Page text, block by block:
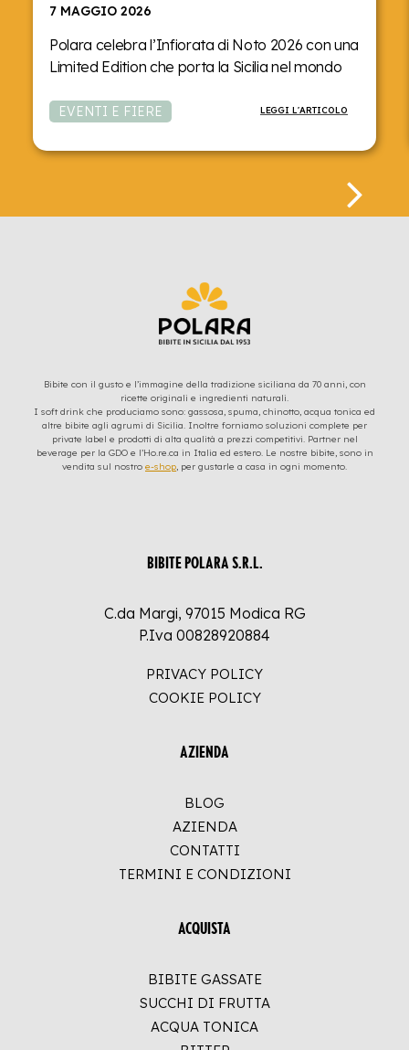
7 MAGGIO 2026
Polara celebra l’Infiorata di Noto 2026 con una
Limited Edition che porta la Sicilia nel mondo
EVENTI E FIERE LEGGI L'ARTICOLO
Bibite con il gusto e l’immagine della tradizione siciliana da 70 anni, con
ricette originali e ingredienti naturali.
I soft drink che produciamo sono: gassosa, spuma, chinotto, acqua tonica ed
altre bibite agli agrumi di Sicilia. Inoltre forniamo soluzioni complete per
private label e prodotti di alta qualità a prezzi competitivi. Partner nel
beverage per la GDO e l’Ho.re.ca in Italia ed estero. Le nostre bibite, sono in
vendita sul nostro e-shop, per gustarle a casa in ogni momento.
BIBITE POLARA S.R.L.
C.da Margi, 97015 Modica RG
P.Iva 00828920884
PRIVACY POLICY
COOKIE POLICY
AZIENDA
BLOG
AZIENDA
CONTATTI
TERMINI E CONDIZIONI
ACQUISTA
BIBITE GASSATE
SUCCHI DI FRUTTA
ACQUA TONICA